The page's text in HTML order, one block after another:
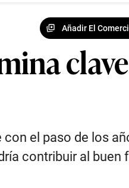
Añadir El
el paso de los
contribuir al buen